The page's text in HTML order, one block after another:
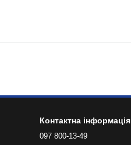
Контактна інформація
097 800-13-49